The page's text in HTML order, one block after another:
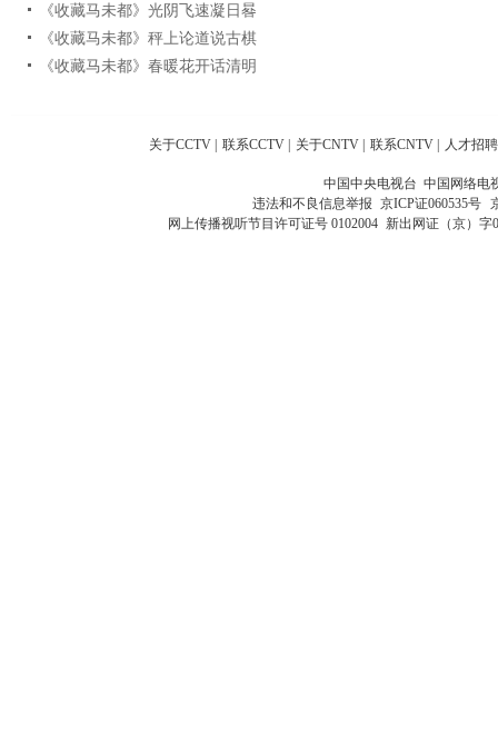
《收藏马未都》光阴飞速凝日晷
《收藏马未都》秤上论道说古棋
《收藏马未都》春暖花开话清明
关于CCTV 联系CCTV 关于CNTV 联系CNTV 人才招聘
中国中央电视台 中国网络电
违法和不良信息举报 京ICP证060535号
网上传播视听节目许可证号 0102004 新出网证（京）